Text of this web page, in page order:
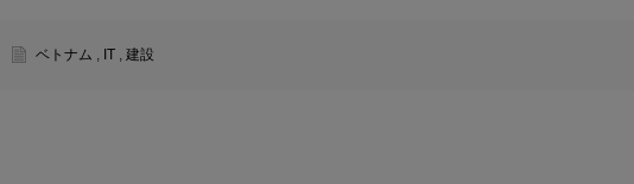
ベトナム , IT , 建設